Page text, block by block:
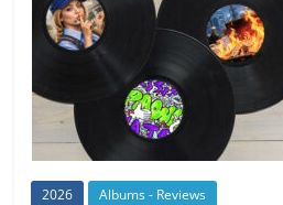
2026 Albums - Reviews